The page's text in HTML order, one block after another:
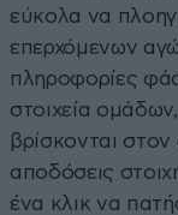
εύκολα να
επερχόμενων
πληροφορίες
στοιχεία
βρίσκονται
αποδόσεις
ένα κλικ να